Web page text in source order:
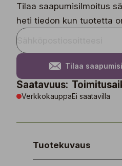
Tilaa saapumisilmoitus
heti tiedon kun tuotetta
Tilaa
Saatavuus:
VerkkokauppaEi saatavilla
Tuotekuvaus